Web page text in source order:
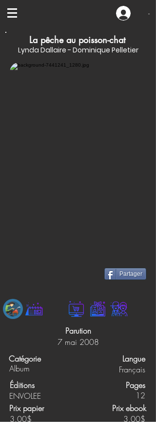
-
La pêche au poisson-chat
Lynda Dallaire - Dominique Pelletier
Partager
Parution
7 mai 2008
Catégorie
Album
Langue
Français
Éditions
ENVOLEE
Pages
12
Prix papier
Prix ebook
3.00$
3.00$